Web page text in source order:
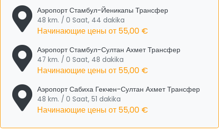
Аэропорт Стамбул-Йеникапы Трансфер
48 km. / 0 Saat, 44 dakika
Начинающие цены от 55,00 €
Аэропорт Стамбул-Султан Ахмет Трансфер
47 km. / 0 Saat, 48 dakika
Начинающие цены от 55,00 €
Аэропорт Сабиха Гекчен-Султан Ахмет Трансфер
48 km. / 0 Saat, 51 dakika
Начинающие цены от 55,00 €